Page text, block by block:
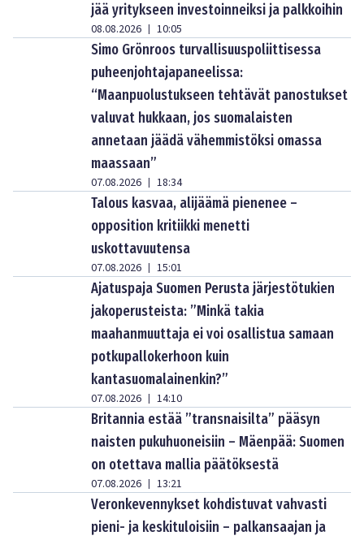
jää yritykseen investoinneiksi ja palkkoihin
08.08.2026 | 10:05
Simo Grönroos turvallisuuspoliittisessa
puheenjohtajapaneelissa:
“Maanpuolustukseen tehtävät panostukset
valuvat hukkaan, jos suomalaisten
annetaan jäädä vähemmistöksi omassa
maassaan”
07.08.2026 | 18:34
Talous kasvaa, alijäämä pienenee –
opposition kritiikki menetti
uskottavuutensa
07.08.2026 | 15:01
Ajatuspaja Suomen Perusta järjestötukien
jakoperusteista: ”Minkä takia
maahanmuuttaja ei voi osallistua samaan
potkupallokerhoon kuin
kantasuomalainenkin?”
07.08.2026 | 14:10
Britannia estää ”transnaisilta” pääsyn
naisten pukuhuoneisiin – Mäenpää: Suomen
on otettava mallia päätöksestä
07.08.2026 | 13:21
Veronkevennykset kohdistuvat vahvasti
pieni- ja keskituloisiin – palkansaajan ja